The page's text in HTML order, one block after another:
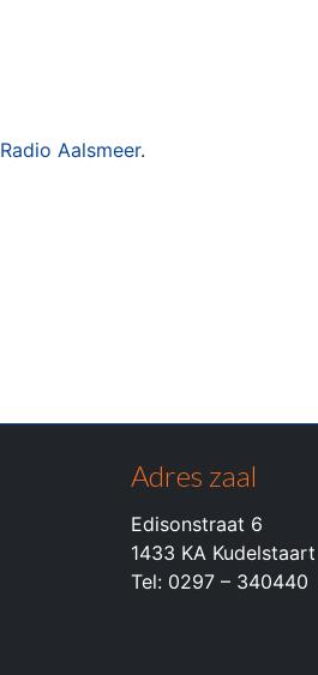
Radio Aalsmeer.
Adres zaal
Edisonstraat 6
1433 KA Kudelstaart
Tel: 0297 – 340440